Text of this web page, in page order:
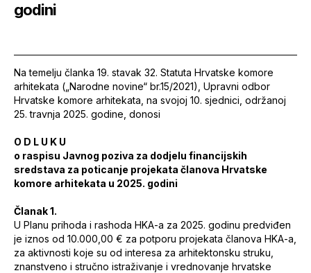
godini
Na temelju članka 19. stavak 32. Statuta Hrvatske komore
arhitekata („Narodne novine“ br.15/2021), Upravni odbor
Hrvatske komore arhitekata, na svojoj 10. sjednici, održanoj
25. travnja 2025. godine, donosi
O D L U K U
o raspisu Javnog poziva za dodjelu financijskih
sredstava za poticanje projekata članova Hrvatske
komore arhitekata u 2025. godini
Članak 1.
U Planu prihoda i rashoda HKA-a za 2025. godinu predviđen
je iznos od 10.000,00 € za potporu projekata članova HKA-a,
za aktivnosti koje su od interesa za arhitektonsku struku,
znanstveno i stručno istraživanje i vrednovanje hrvatske